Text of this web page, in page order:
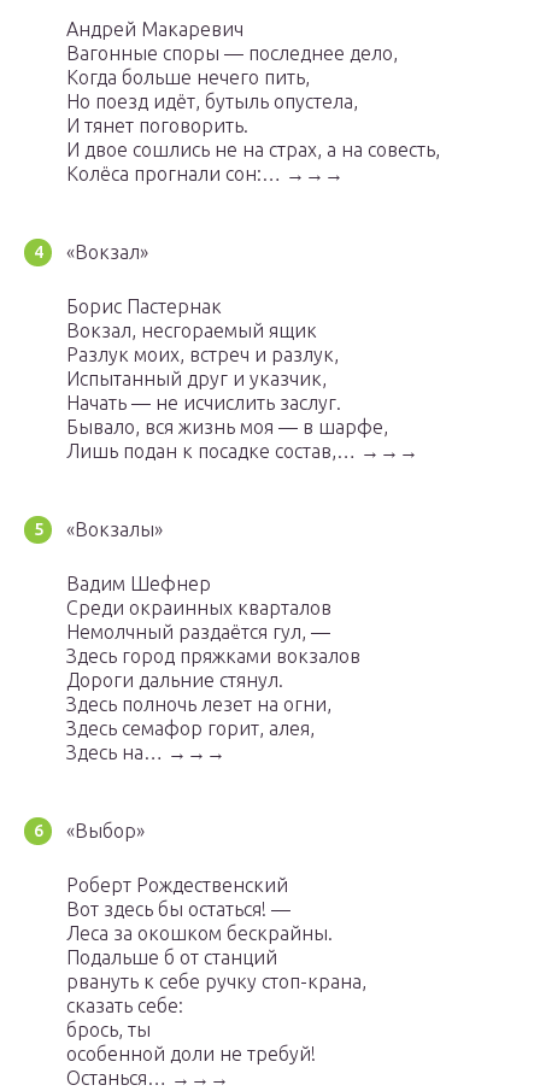
Андрей Макаревич
Вагонные споры — последнее дело,
Когда больше нечего пить,
Но поезд идёт, бутыль опустела,
И тянет поговорить.
И двое сошлись не на страх, а на совесть,
Колёса прогнали сон:… →→→
«Вокзал»
Борис Пастернак
Вокзал, несгораемый ящик
Разлук моих, встреч и разлук,
Испытанный друг и указчик,
Начать — не исчислить заслуг.
Бывало, вся жизнь моя — в шарфе,
Лишь подан к посадке состав,… →→→
«Вокзалы»
Вадим Шефнер
Среди окраинных кварталов
Немолчный раздаётся гул, —
Здесь город пряжками вокзалов
Дороги дальние стянул.
Здесь полночь лезет на огни,
Здесь семафор горит, алея,
Здесь на… →→→
«Выбор»
Роберт Рождественский
Вот здесь бы остаться! —
Леса за окошком бескрайны.
Подальше б от станций
рвануть к себе ручку стоп-крана,
сказать себе:
брось, ты
особенной доли не требуй!
Останься… →→→